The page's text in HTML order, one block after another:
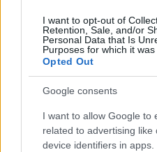
I want to opt-out of
Retention, Sale, and/or
Personal Data that Is
Purposes for which it was
Opted Out
Google consents
I want to allow Google to
related to advertising like
device identifiers in apps.
A Fidesz beijedt
aknavető és
gépkarabély az
Őrségnél